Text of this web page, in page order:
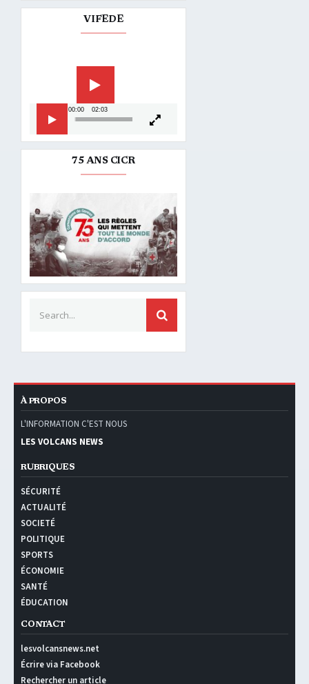
VIFEDE
00:00 02:03
75 ANS CICR
À PROPOS
L'INFORMATION C'EST NOUS
LES VOLCANS NEWS
RUBRIQUES
SÉCURITÉ
ACTUALITÉ
SOCIETÉ
POLITIQUE
SPORTS
ÉCONOMIE
SANTÉ
ÉDUCATION
CONTACT
lesvolcansnews.net
Écrire via Facebook
Rechercher un article